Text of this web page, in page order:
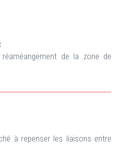
de la zone de
à repenser les liaisons entre